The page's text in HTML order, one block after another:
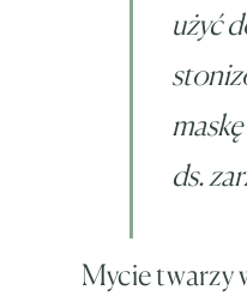
użyć
ds.
Mycie twarzy